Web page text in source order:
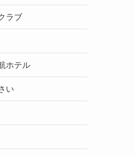
ラブ
ホテル
い